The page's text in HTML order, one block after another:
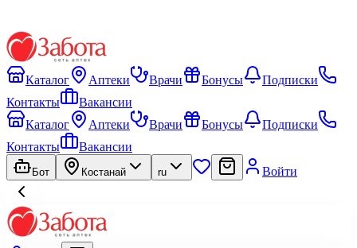
Каталог Аптеки Врачи Бонусы
Подписки
Контакты
Вакансии
Каталог
Аптеки Врачи Бонусы
Подписки
Контакты
Вакансии
Бот Костанай ru Войти